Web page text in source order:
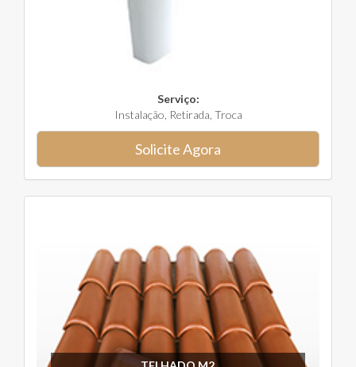
Serviço:
Instalação, Retirada, Troca
Solicite Agora